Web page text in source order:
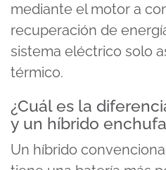
mediante el motor a
recuperación de
sistema eléctrico solo
térmico.
¿Cuál es la
y un híbrido
Un híbrido